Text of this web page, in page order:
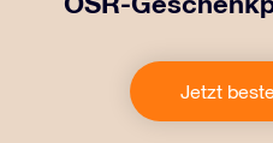
Geschenkpaket.
schönen Umschlag und
an eine Adresse Ihrer
Jetzt